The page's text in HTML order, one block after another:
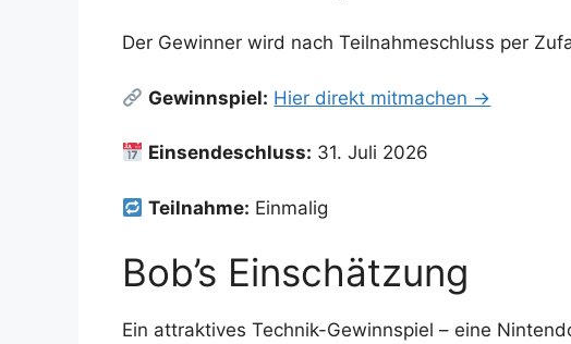
Der Gewinner wird nach Teilnahmeschluss per
Gewinnspiel: Hier direkt mitmachen →
Einsendeschluss: 31. Juli 2026
Teilnahme: Einmalig
Bob’s Einschätzung
Ein attraktives Technik-Gewinnspiel – eine